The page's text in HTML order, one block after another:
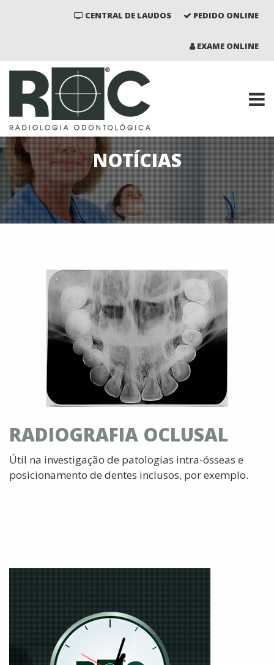
CENTRAL DE LAUDOS PEDIDO ONLINE
EXAME ONLINE
NOTÍCIAS
RADIOGRAFIA OCLUSAL
Útil na investigação de patologias intra-ósseas e
posicionamento de dentes inclusos, por exemplo.